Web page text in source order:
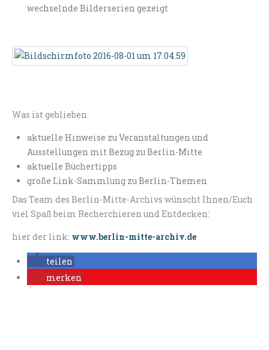
wechselnde Bilderserien gezeigt
Was ist geblieben:
aktuelle Hinweise zu Veranstaltungen und
Ausstellungen mit Bezug zu Berlin-Mitte
aktuelle Büchertipps
große Link-Sammlung zu Berlin-Themen
Das Team des Berlin-Mitte-Archivs wünscht Ihnen/Euch
viel Spaß beim Recherchieren und Entdecken:
hier der link: www.berlin-mitte-archiv.de
teilen
merken